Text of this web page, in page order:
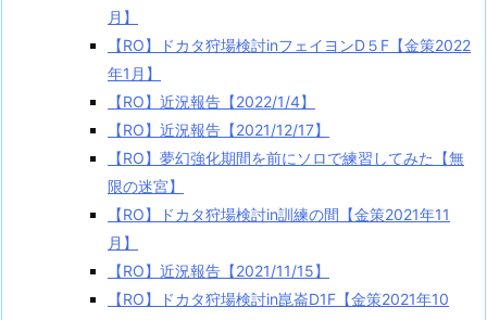
月】
【RO】ドカタ狩場検討inフェイヨンD５F【金策2022
年1月】
【RO】近況報告【2022/1/4】
【RO】近況報告【2021/12/17】
【RO】夢幻強化期間を前にソロで練習してみた【無
限の迷宮】
【RO】ドカタ狩場検討in訓練の間【金策2021年11
月】
【RO】近況報告【2021/11/15】
【RO】ドカタ狩場検討in崑崙D1F【金策2021年10